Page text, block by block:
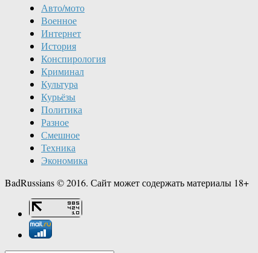
Авто/мото
Военное
Интернет
История
Конспирология
Криминал
Культура
Курьёзы
Политика
Разное
Смешное
Техника
Экономика
BadRussians © 2016. Сайт может содержать материалы 18+